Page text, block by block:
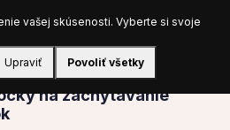
Prihlásiť sa
na zachytávanie
vašej skúsenosti. Vyberte si svoje
Upraviť Povoliť všetky